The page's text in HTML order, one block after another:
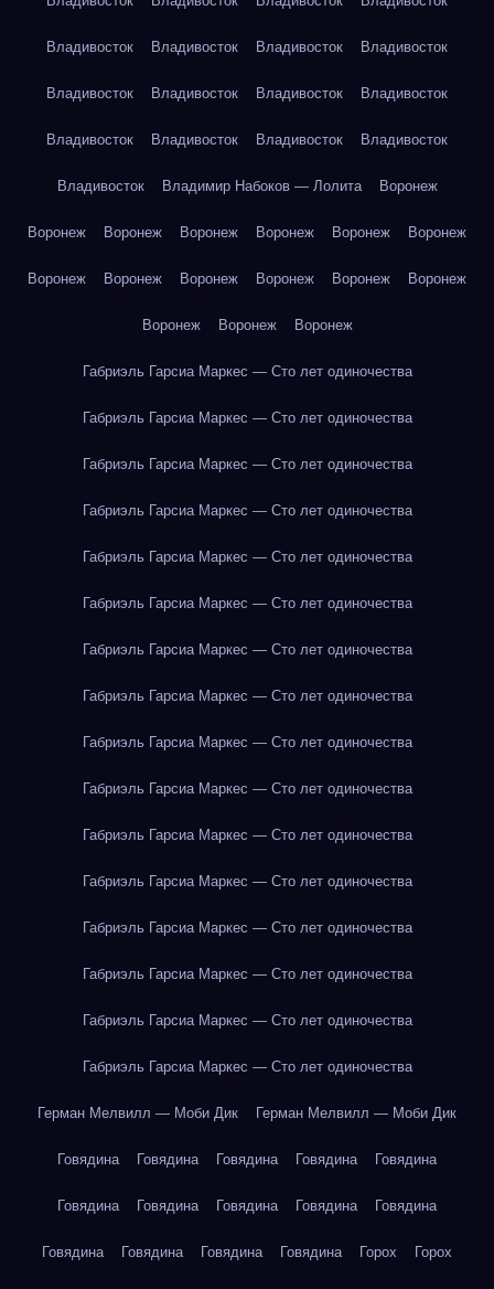
Владивосток Владивосток Владивосток Владивосток
Владивосток Владивосток Владивосток Владивосток
Владивосток Владивосток Владивосток Владивосток
Владивосток Владимир Набоков — Лолита Воронеж
Воронеж Воронеж Воронеж Воронеж Воронеж Воронеж
Воронеж Воронеж Воронеж Воронеж Воронеж Воронеж
Воронеж Воронеж Воронеж
Габриэль Гарсиа Маркес — Сто лет одиночества
Габриэль Гарсиа Маркес — Сто лет одиночества
Габриэль Гарсиа Маркес — Сто лет одиночества
Габриэль Гарсиа Маркес — Сто лет одиночества
Габриэль Гарсиа Маркес — Сто лет одиночества
Габриэль Гарсиа Маркес — Сто лет одиночества
Габриэль Гарсиа Маркес — Сто лет одиночества
Габриэль Гарсиа Маркес — Сто лет одиночества
Габриэль Гарсиа Маркес — Сто лет одиночества
Габриэль Гарсиа Маркес — Сто лет одиночества
Габриэль Гарсиа Маркес — Сто лет одиночества
Габриэль Гарсиа Маркес — Сто лет одиночества
Габриэль Гарсиа Маркес — Сто лет одиночества
Габриэль Гарсиа Маркес — Сто лет одиночества
Габриэль Гарсиа Маркес — Сто лет одиночества
Габриэль Гарсиа Маркес — Сто лет одиночества
Герман Мелвилл — Моби Дик Герман Мелвилл — Моби Дик
Говядина Говядина Говядина Говядина Говядина
Говядина Говядина Говядина Говядина Говядина
Говядина Говядина Говядина Говядина Горох Горох